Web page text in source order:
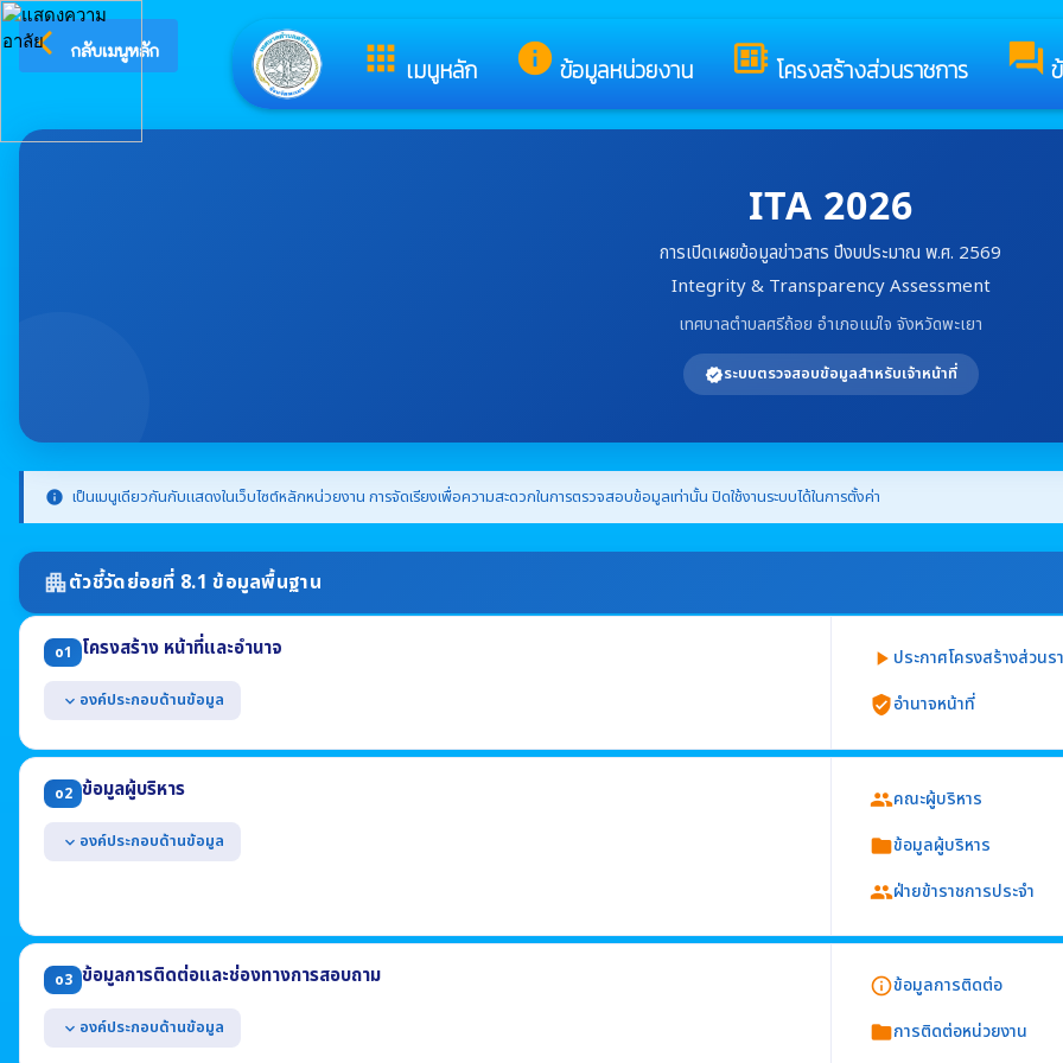
apps เมนูหลัก info ข้อมูลหน่วยงาน developer_board โครงสร้างส่วนราชการ forum
arrow_back_ios กลับเมนูหลัก ยินดีต้อนรับสู่เว็บไซต์ของ เทศบาลตำบลศรีถ้อย
ITA 2026
การเปิดเผยข้อมูลข่าวสาร ปีงบประมาณ พ.ศ. 2569
Integrity & Transparency Assessment
เทศบาลตำบลศรีถ้อย อำเภอแม่ใจ จังหวัดพะเยา
verifiedระบบตรวจสอบข้อมูลสำหรับเจ้าหน้าที่
info เป็นเมนูเดียวกันกับแสดงในเว็บไซต์หลักหน่วยงาน การจัดเรียงเพื่อความสะดวกในการตรวจสอบข้อมูลเท่านั้น ปิดใช้งานระบบได้ในการตั้งค่า
apartmentตัวชี้วัดย่อยที่ 8.1 ข้อมูลพื้นฐาน
o1 โครงสร้าง หน้าที่และอำนาจ
expand_more องค์ประกอบด้านข้อมูล
แสดงแผนผังโครงสร้างการแบ่งส่วนราชการของหน่วยงาน
แสดงตำแหน่งที่สำคัญและการแบ่งส่วนงานภายใน เช่น สำนัก กอง ศูนย์ ฝ่าย ส่วน กลุ่ม
แสดงข้อมูลเฉพาะที่อธิบายถึงหน้าที่และอำนาจของหน่วยงาน (ต้องไม่เป็นการแสดงข้อมูลกฎหมายทั้งฉบับ)
* กรณี อปท. ให้แสดงแผนผังโครงสร้างทั้งฝ่ายการเมืองและฝ่ายข้าราชการประจำ
play_arrow ประกาศโครงสร้างส่วนร
verified_userอำนาจหน้าที่
o2 ข้อมูลผู้บริหาร
expand_more องค์ประกอบด้านข้อมูล
groupคณะผู้บริหาร
folderข้อมูลผู้บริหาร
groupฝ่ายข้าราชการประจำ
o3 ข้อมูลการติดต่อและช่องทางการสอบถาม
expand_more องค์ประกอบด้านข้อมูล
info_outlineข้อมูลการติดต่อ
folderการติดต่อหน่วยงาน